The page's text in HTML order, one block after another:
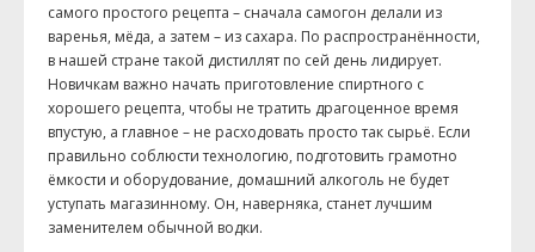
самого простого рецепта – сначала самогон делали из
варенья, мёда, а затем – из сахара. По распространённости,
в нашей стране такой дистиллят по сей день лидирует.
Новичкам важно начать приготовление спиртного с
хорошего рецепта, чтобы не тратить драгоценное время
впустую, а главное – не расходовать просто так сырьё. Если
правильно соблюсти технологию, подготовить грамотно
ёмкости и оборудование, домашний алкоголь не будет
уступать магазинному. Он, наверняка, станет лучшим
заменителем обычной водки.